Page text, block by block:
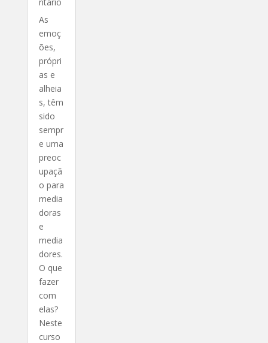
As
emoç
ões,
própri
as e
alheia
s, têm
sido
sempr
e uma
preoc
upaçã
o para
media
doras
e
media
dores.
O que
fazer
com
elas?
Neste
curso